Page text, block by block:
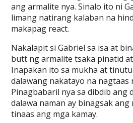
ang armalite nya. Sinalo ito ni
limang natirang kalaban na
makapag react.
Nakalapit si Gabriel sa isa at
butt ng armalite tsaka pinatid
Inapakan ito sa mukha at
dalawang nakatayo na nagtaas
Pinagbabaril nya sa dibdib ang
dalawa naman ay binagsak
tinaas ang mga kamay.